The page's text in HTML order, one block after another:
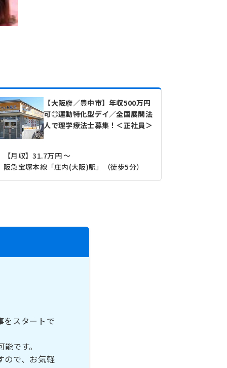
【大阪府／豊中市】年収500万円
可◎運動特化型デイ／全国展開法
人で理学療法士募集！＜正社員＞
【月収】31.7万円 ～
阪急宝塚本線「庄内(大阪)駅」（徒歩5分）
をスタートで
です。
ので、お気軽